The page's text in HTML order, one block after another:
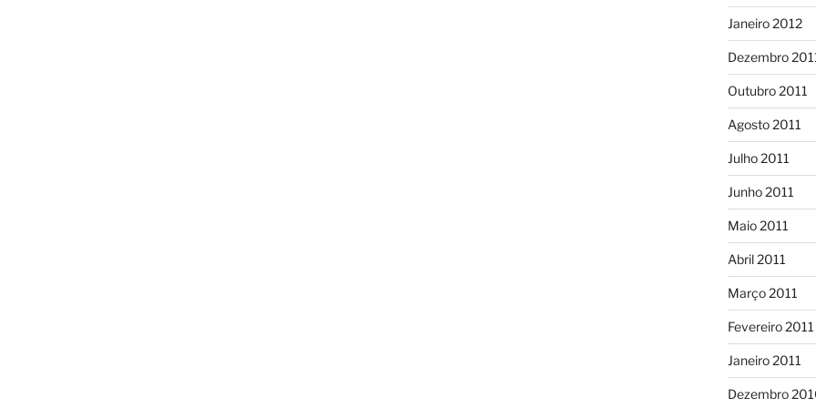
Janeiro 2012
Dezembro
Outubro 2011
Agosto 2011
Julho 2011
Junho 2011
Maio 2011
Abril 2011
Março 2011
Fevereiro 2011
Janeiro 2011
Dezembro